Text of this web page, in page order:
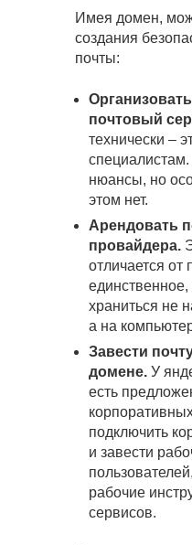
Имея домен,
создания
почты:
почтовый
технически –
нюансы, но
этом нет.
Арендовать
провайдера.
отличается от
единственное,
храниться не
а на
Завести
домене.У
есть
подключить
и завести
рабочие
сервисов.